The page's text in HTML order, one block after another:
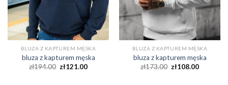
BLUZA Z KAPTUREM MĘSKA
bluza z kapturem męska
zł194.00 zł121.00
BLUZA Z KAPTUREM MĘSKA
bluza z kapturem męska
zł173.00 zł108.00